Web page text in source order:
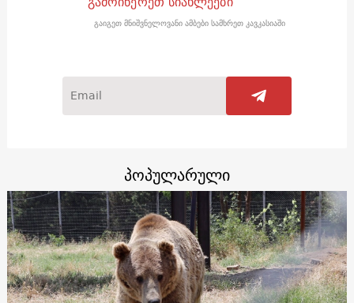
გაიგეთ მნიშვნელოვანი ამბები სამხრეთ კავკასიაში
პოპულარული